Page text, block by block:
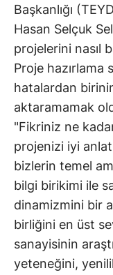
Başkanlığı
Hasan Selçuk
projelerini nasıl
Proje hazırlama
hatalardan
aktaramamak
"Fikriniz ne
projenizi iyi
bizlerin temel
bilgi birikimi ile
dinamizmini bir
birliğini en üst
sanayisinin
yeteneğini,